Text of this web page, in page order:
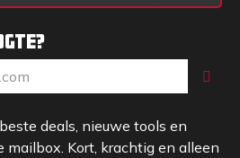
deals, nieuwe tools en
mailbox. Kort, krachtig en alleen